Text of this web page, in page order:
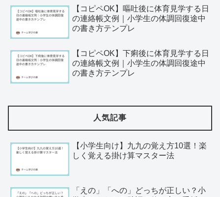
【コピペOK】嘔吐後に体育見学する日
の連絡帳文例｜小学生の体調回復途中
の書き方テンプレ
【コピペOK】下痢後に体育見学する日
の連絡帳文例｜小学生の体調回復途中
の書き方テンプレ
人気記事
【小学生向け】九九の覚え方10選！楽
しく覚える掛け算マスター法
「えの」「への」どっちが正しい？小